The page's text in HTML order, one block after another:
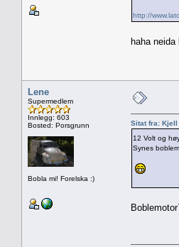
http://
haha
Lene
Supermedlem
Innlegg: 603
Bosted: Porsgrunn
Bobla mi! Forelska :)
Sitat fra: Kjell
12 Volt og
Synes